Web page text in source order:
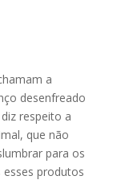
a
desenfreado
respeito a
que não
para os
produtos